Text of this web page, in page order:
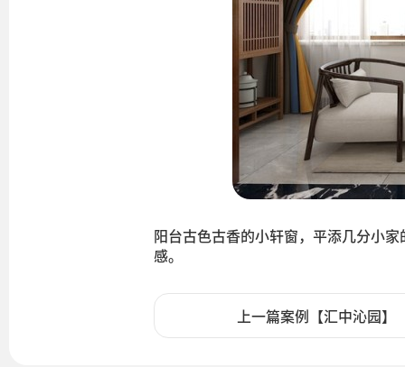
阳台古色古香的小轩窗，平添几分小
感。
上一篇案例【汇中沁园】